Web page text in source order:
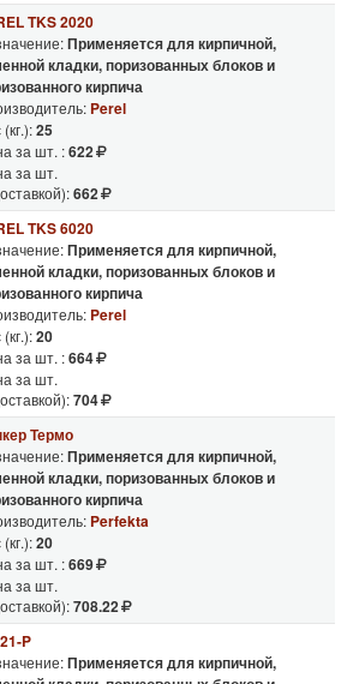
TKS 2020
Применяется для кирпичной,
кладки, поризованных блоков и
кирпича
Perel
25
за шт. :622
за шт.
662
TKS 6020
Применяется для кирпичной,
кладки, поризованных блоков и
кирпича
Perel
20
за шт. :664
за шт.
704
Термо
Применяется для кирпичной,
кладки, поризованных блоков и
кирпича
Perfekta
20
за шт. :669
за шт.
708.22
P
Применяется для кирпичной,